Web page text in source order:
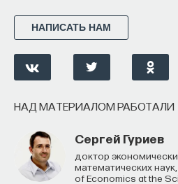
НАПИСАТЬ НАМ
НАД МАТЕРИАЛОМ РАБОТАЛИ
Сергей Гуриев
доктор экономических наук, кандидат физико-
математических
of Economics at the